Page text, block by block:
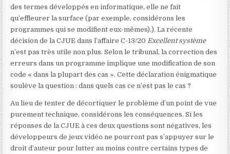
des termes développés en informatique, elle ne fait
qu’effleurer la surface (par exemple, considérons les
programmes qui se modifient eux-mêmes).). La récente
décision de la CJUE dans l’affaire C-13/20Excellent système
n’est pas très utile non plus. Selon le tribunal, la correction des
erreurs dans un programme implique une modification de son
code « dans la plupart des cas ». Cette déclaration énigmatique
soulève la question : dans quels cas ce n’est pas le cas ?
Au lieu de tenter de décortiquer le problème d’un point de vue
purement technique, considérons les conséquences. Si les
réponses de la CJUE à ces deux questions sont négatives, les
développeurs de jeux vidéo ne pourront pas s’appuyer sur le
droit d’auteur pour lutter au moins contre certains types de